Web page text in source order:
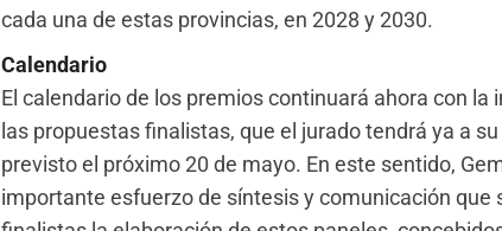
cada una de estas provincias, en 2028 y 2030.
Calendario
El calendario de los premios continuará ahora con
las propuestas finalistas, que el jurado tendrá ya a
previsto el próximo 20 de mayo. En este sentido,
importante esfuerzo de síntesis y comunicación que